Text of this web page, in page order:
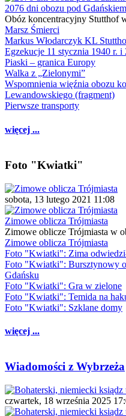
2076 dni obozu pod Gdańskiem
Obóz koncentracyjny Stutthof
Marsz Śmierci
Markus Włodarczyk KL
Egzekucje 11 stycznia 1940 r. i
Piaski – granica Europy
Walka z „Zielonymi”
Wspomnienia więźnia obozu
Lewandowskiego (fragment)
Pierwsze transporty
więcej ...
Foto "Kwiatki"
sobota, 13 lutego 2021 11:08
Zimowe oblicza Trójmiasta
Zimowe oblicze Trójmiasta w
Zimowe oblicza Trójmiasta
Foto "Kwiatki": Zima
Foto "Kwiatki": Bursztynowy
Gdańsku
Foto "Kwiatki": Gra w zielone
Foto "Kwiatki": Temida na
Foto "Kwiatki": Szklane domy
więcej ...
Wiadomości z Wybrzeża
czwartek, 18 września 2025